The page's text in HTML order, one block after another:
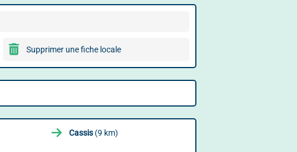
Supprimer une fiche locale
Cassis(9 km)